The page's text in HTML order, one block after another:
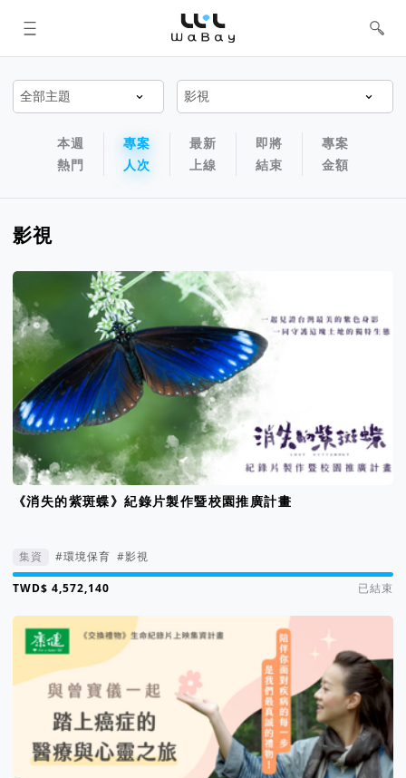
WaBay 挖貝 | 台灣最值得信賴的群眾
集資 / 群眾募資平台
專案排序以及過濾篩選器
專案排序導航欄
本週
熱門
專案
人次
最新
上線
即將
結束
專案
金額
影視
《消失的紫斑蝶》紀錄片製作暨校園推廣計畫
集資 #環境保育 #影視
集資進度 115%
已結束